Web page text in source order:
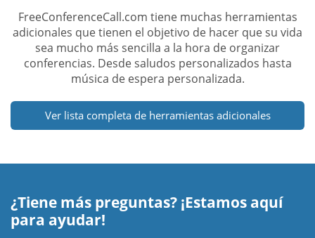
FreeConferenceCall.com tiene muchas herramientas
adicionales que tienen el objetivo de hacer que su vida
sea mucho más sencilla a la hora de organizar
conferencias. Desde saludos personalizados hasta
música de espera personalizada.
Ver lista completa de herramientas adicionales
¿Tiene más preguntas? ¡Estamos aquí
para ayudar!